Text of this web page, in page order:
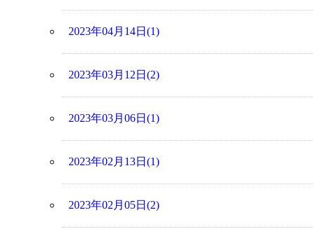
2023年04月14日(1)
2023年03月12日(2)
2023年03月06日(1)
2023年02月13日(1)
2023年02月05日(2)